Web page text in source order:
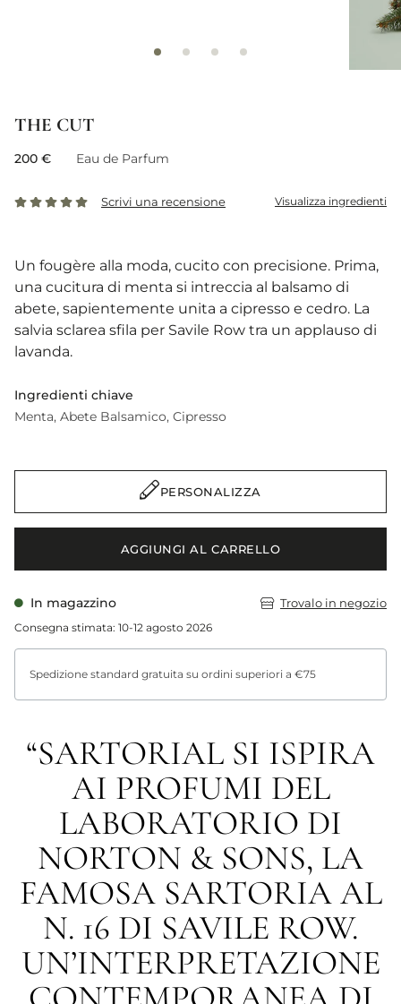
THE CUT
200 € Eau de Parfum
Scrivi una recensione Visualizza ingredienti
Un fougère alla moda, cucito con precisione. Prima,
una cucitura di menta si intreccia al balsamo di
abete, sapientemente unita a cipresso e cedro. La
salvia sclarea sfila per Savile Row tra un applauso di
lavanda.
Ingredienti chiave
Menta Abete Balsamico Cipresso
PERSONALIZZA
AGGIUNGI AL CARRELLO
In magazzino
Consegna stimata: 10-12 agosto 2026
Trovalo in negozio
Spedizione standard gratuita su ordini superiori a €75
“SARTORIAL SI ISPIRA
AI PROFUMI DEL
LABORATORIO DI
NORTON & SONS, LA
FAMOSA SARTORIA AL
N. 16 DI SAVILE ROW.
UN’INTERPRETAZIONE